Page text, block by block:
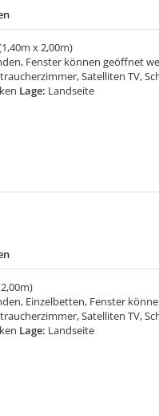
x 2,00m)
Fenster können geöffnet
Satelliten TV,
Lage: Landseite
Einzelbetten, Fenster
Satelliten TV,
Lage: Landseite